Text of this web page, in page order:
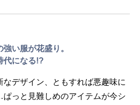
い服が花盛り。
代になる!?
なデザイン、ともすれば悪趣味に
っと見難しめのアイテムが今シ